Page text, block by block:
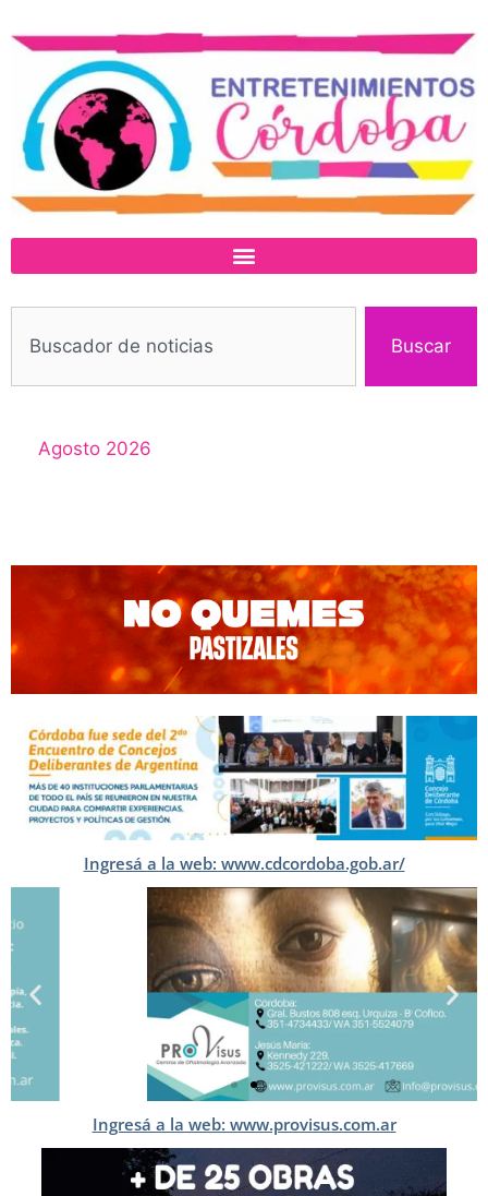
Buscar
Agosto 2026
Ingresá a la web: www.cdcordoba.gob.ar/
Ingresá a la web: www.provisus.com.ar